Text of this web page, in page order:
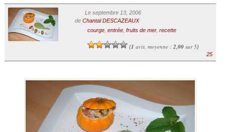
Le septembre 13, 2006
de Chantal DESCAZEAUX
courge, entrée, fruits de mer, recette
(1 avis, moyenne : 2,00sur 5)
25